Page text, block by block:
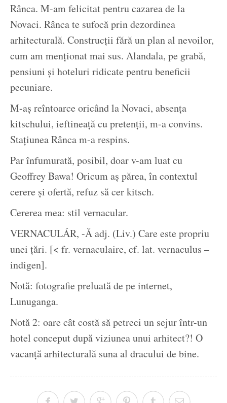
Rânca. M-am felicitat pentru cazarea de la
Novaci. Rânca te sufocă prin dezordinea
arhitecturală. Construcții fără un plan al nevoilor,
cum am menționat mai sus. Alandala, pe grabă,
pensiuni și hoteluri ridicate pentru beneficii
pecuniare.
M-aș reîntoarce oricând la Novaci, absența
kitschului, ieftineață cu pretenții, m-a convins.
Stațiunea Rânca m-a respins.
Par înfumurată, posibil, doar v-am luat cu
Geoffrey Bawa! Oricum aș părea, în contextul
cerere și ofertă, refuz să cer kitsch.
Cererea mea: stil vernacular.
VERNACULÁR, -Ă adj. (Liv.) Care este propriu
unei țări. [< fr. vernaculaire, cf. lat. vernaculus –
indigen].
Notă: fotografie preluată de pe internet,
Lunuganga.
Notă 2: oare cât costă să petreci un sejur într-un
hotel conceput după viziunea unui arhitect?! O
vacanță arhitecturală suna al dracului de bine.